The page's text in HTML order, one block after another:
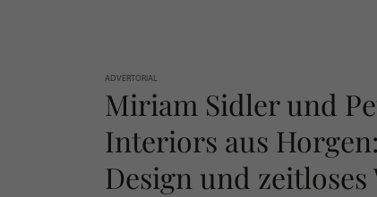
ADVERTORIAL
Miriam Sidler und
Interiors aus
Design und